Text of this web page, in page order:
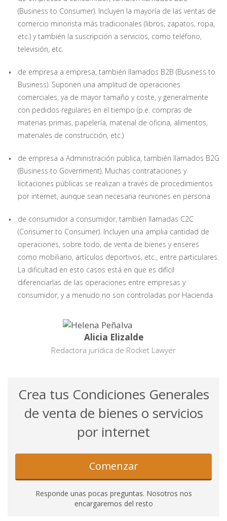
(Business to Consumer). Incluyen la mayoría de las ventas de
comercio minorista más tradicionales (libros, zapatos, ropa,
etc.) y también la suscripción a servicios, como teléfono,
televisión, etc.
de empresa a empresa, también llamados B2B (Business to
Business). Suponen una amplitud de operaciones
comerciales, ya de mayor tamaño y coste, y generalmente
con pedidos regulares en el tiempo (p.e. compras de
materias primas, papelería, material de oficina, alimentos,
materiales de construcción, etc.)
de empresa a Administración pública, también llamados B2G
(Business to Government). Muchas contrataciones y
licitaciones públicas se realizan a través de procedimientos
por internet, aunque sean necesaria reuniones en persona
de consumidor a consumidor, también llamadas C2C
(Consumer to Consumer). Incluyen una amplia cantidad de
operaciones, sobre todo, de venta de bienes y enseres
como mobiliario, artículos deportivos, etc., entre particulares.
La dificultad en esto casos está en que es difícil
diferenciarlas de las operaciones entre empresas y
consumidor, y a menudo no son controladas por Hacienda
Alicia Elizalde
Redactora jurídica de Rocket Lawyer
Crea tus Condiciones Generales
de venta de bienes o servicios
por internet
Comenzar
Responde unas pocas preguntas. Nosotros nos
encargaremos del resto